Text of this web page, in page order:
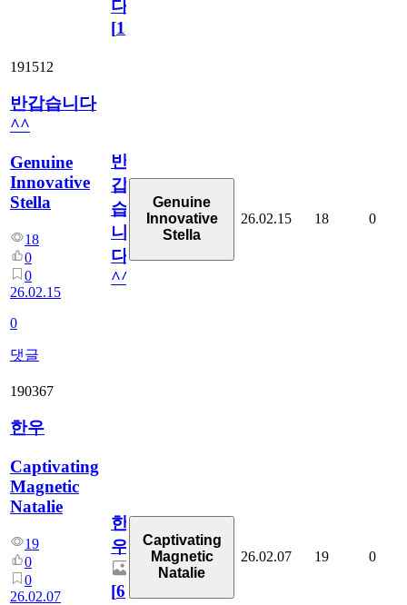
다!
[1]
191512
반갑습니다
^^
Genuine
Innovative
Stella
18
0
0
26.02.15
0
댓글
반
갑
습
니
다
^^
Genuine
Innovative
Stella
26.02.15 18 0
190367
한우
Captivating
Magnetic
Natalie
19
0
0
26.02.07
한
우
[6]
Captivating
Magnetic
Natalie
26.02.07 19 0